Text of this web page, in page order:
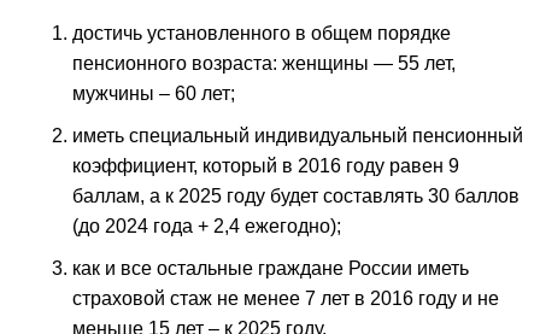
достичь установленного в общем порядке
пенсионного возраста: женщины — 55 лет,
мужчины – 60 лет;
иметь специальный индивидуальный пенсионный
коэффициент, который в 2016 году равен 9
баллам, а к 2025 году будет составлять 30 баллов
(до 2024 года + 2,4 ежегодно);
как и все остальные граждане России иметь
страховой стаж не менее 7 лет в 2016 году и не
меньше 15 лет – к 2025 году.